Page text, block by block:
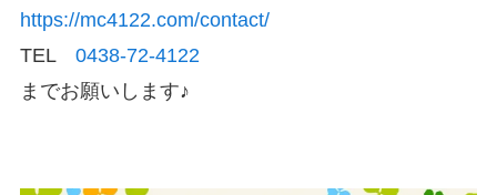
https://mc4122.com/contact/
TEL 0438-72-4122
までお願いします♪